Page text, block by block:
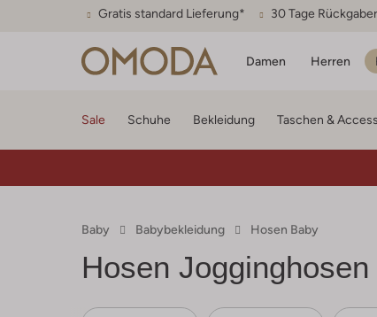
Gratis standard Lieferung* 30 Tage
Damen Herren
Sale Schuhe Bekleidung Taschen &
Baby Babybekleidung Hosen Baby
Hosen